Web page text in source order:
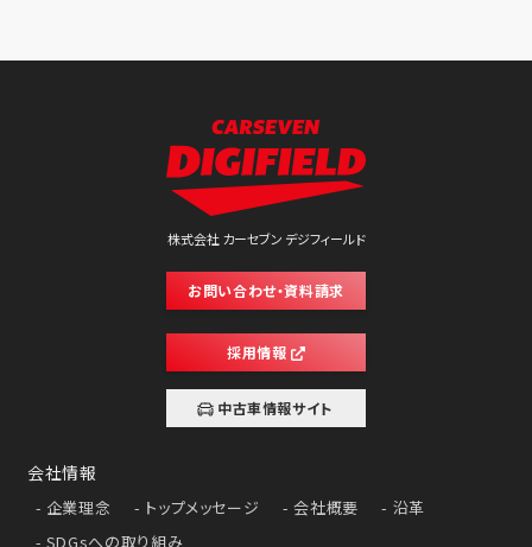
株式会社 カーセブン デジフィールド
お問い合わせ・資料請求
採用情報
中古車情報サイト
会社情報
企業理念 トップメッセージ 会社概要
沿革
SDGsへの取り組み